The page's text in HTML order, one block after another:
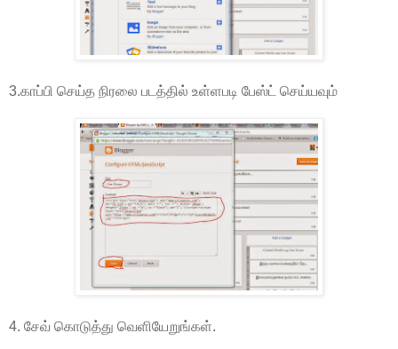
3.காப்பி செய்த நிரலை படத்தில் உள்ளபடி பேஸ்ட் செய்யவும்
4. சேவ் கொடுத்து வெளியேறுங்கள்.